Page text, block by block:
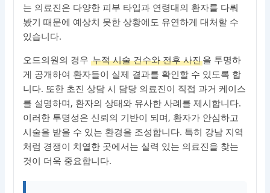
는 의료진은 다양한 피부 타입과 연령대의 환자를 다뤄
봤기 때문에 예상치 못한 상황에도 유연하게 대처할 수
있습니다.
오드의원의 경우누적 시술 건수와 전후 사진을 투명하
게 공개하여 환자들이 실제 결과를 확인할 수 있도록 합
니다. 또한 초진 상담 시 담당 의료진이 직접 과거 케이스
를 설명하며, 환자의 상태와 유사한 사례를 제시합니다.
이러한 투명성은 신뢰의 기반이 되며, 환자가 안심하고
시술을 받을 수 있는 환경을 조성합니다. 특히 강남 지역
처럼 경쟁이 치열한 곳에서는 실력 있는 의료진을 찾는
것이 더욱 중요합니다.